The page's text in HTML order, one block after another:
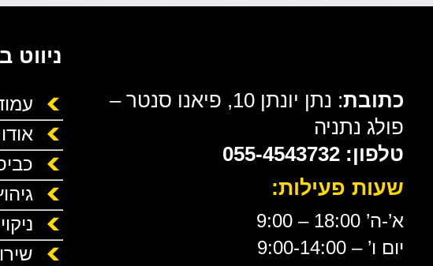
כתובת
: נתן יונתן 10, פיאנו סנטר –
פולג נתניה
טלפון: 055-4543732
שעות פעילות:
א’-ה’ 18:00 – 9:00
יום ו’ – 9:00-14:00
ניווט